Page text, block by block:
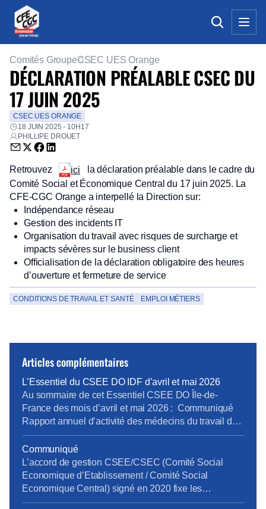
Comités GroupeCSEC UES Orange
DÉCLARATION PRÉALABLE CSEC DU
17 JUIN 2025
CSEC UES ORANGE
18 JUIN 2025 - 10H17
PHILLIPE DROUET
Envoyer par email (nouvelle fenêtre)
Partager sur Twitter (nouvelle fenêtre)
Partager sur Facebook (nouvelle fenêtre)
Partager sur LinkedIn (nouvelle fenêtre)
Retrouvez
ici
la déclaration préalable dans le cadre du
Comité Social et Économique Central du 17 juin 2025. La
CFE-CGC Orange a interpellé la Direction sur:
Indépendance réseau
Gestion des incidents IT
Organisation du travail avec risques de surcharge et
impacts sévères sur le business client
Officialisation de la déclaration obligatoire des heures
d’ouverture et fermeture de service
CONDITIONS DE TRAVAIL ET SANTÉ EMPLOI MÉTIERS
Articles complémentaires
L’Essentiel du CSEE DO IDF d’avril et mai 2026
Au sommaire de cet Essentiel CSEE DO Île-de-
France des mois d’avril et mai 2026 : Communiqué
Rapport annuel d’activité des médecins du travail de
la DO IDF pour 2025 Bilan Plan de Développement
des Compétences 2025 pour la DO IDF Approbation
des comptes annuels du CSEE DO IDF pour 2025
Retour d’expérience sur le projet […]
Communiqué
L’accord de gestion CSEE/CSEC (Comité Social
Economique d’Etablissement / Comité Social
Economique Central) signé en 2020 fixe les
prestations, les services et leur financement entre le